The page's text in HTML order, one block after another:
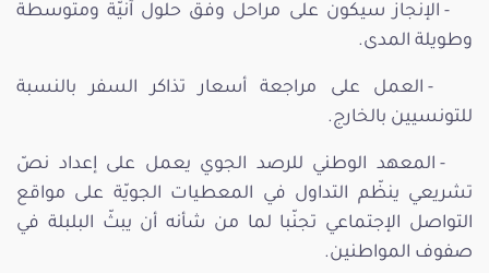
- الإنجاز سيكون على مراحل وفق حلول آنيّة ومتوسطة
وطويلة المدى.
- العمل على مراجعة أسعار تذاكر السفر بالنسبة
للتونسيين بالخارج.
- المعهد الوطني للرصد الجوي يعمل على إعداد نصّ
تشريعي ينظّم التداول في المعطيات الجويّة على مواقع
التواصل الإجتماعي تجنّبا لما من شأنه أن يبثّ البلبلة في
صفوف المواطنين.